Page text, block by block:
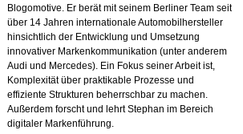
Blogomotive. Er berät mit seinem Berliner Team seit
über 14 Jahren internationale Automobilhersteller
hinsichtlich der Entwicklung und Umsetzung
innovativer Markenkommunikation (unter anderem
Audi und Mercedes). Ein Fokus seiner Arbeit ist,
Komplexität über praktikable Prozesse und
effiziente Strukturen beherrschbar zu machen.
Außerdem forscht und lehrt Stephan im Bereich
digitaler Markenführung.